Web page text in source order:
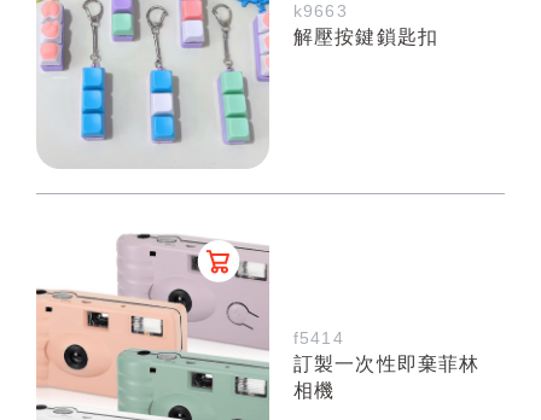
k9663
解壓按鍵鎖匙扣
f5414
訂製一次性即棄菲林
相機